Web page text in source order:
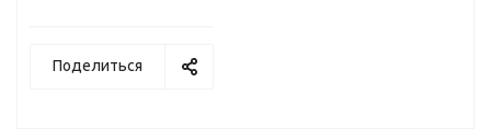
Поделиться